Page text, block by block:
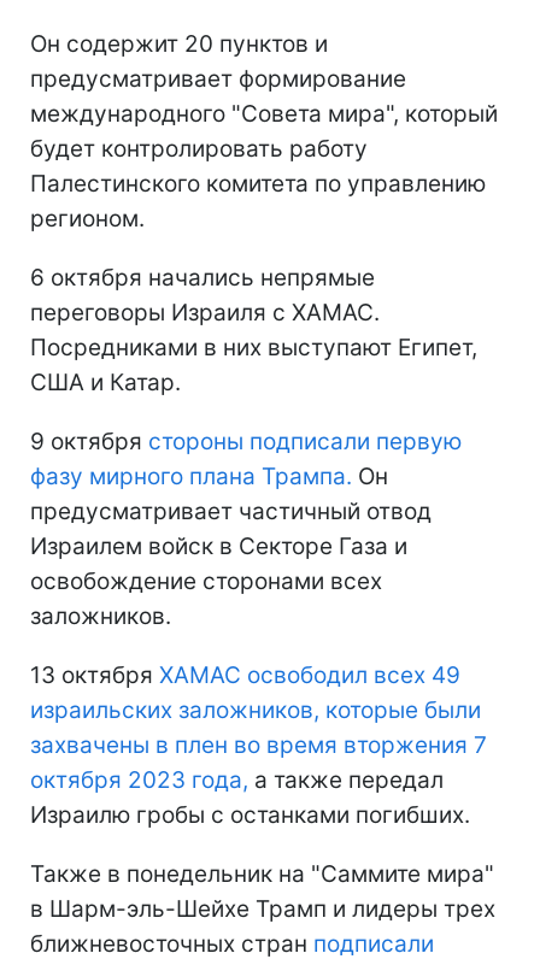
Он содержит 20 пунктов и
предусматривает формирование
международного "Совета мира", который
будет контролировать работу
Палестинского комитета по управлению
регионом.
6 октября начались непрямые
переговоры Израиля с ХАМАС.
Посредниками в них выступают Египет,
США и Катар.
9 октября стороны подписали первую
фазу мирного плана Трампа. Он
предусматривает частичный отвод
Израилем войск в Секторе Газа и
освобождение сторонами всех
заложников.
13 октября ХАМАС освободил всех 49
израильских заложников, которые были
захвачены в плен во время вторжения 7
октября 2023 года, а также передал
Израилю гробы с останками погибших.
Также в понедельник на "Саммите мира"
в Шарм-эль-Шейхе Трамп и лидеры трех
ближневосточных стран подписали